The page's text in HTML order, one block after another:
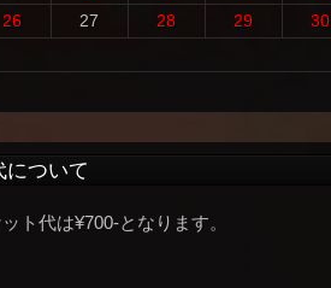
26 27 28 29
30
について
ト代は¥700-となります。